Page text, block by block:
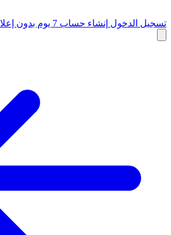
تسجيل الدخول إنشاء حساب 7 يوم بدون إعلانات